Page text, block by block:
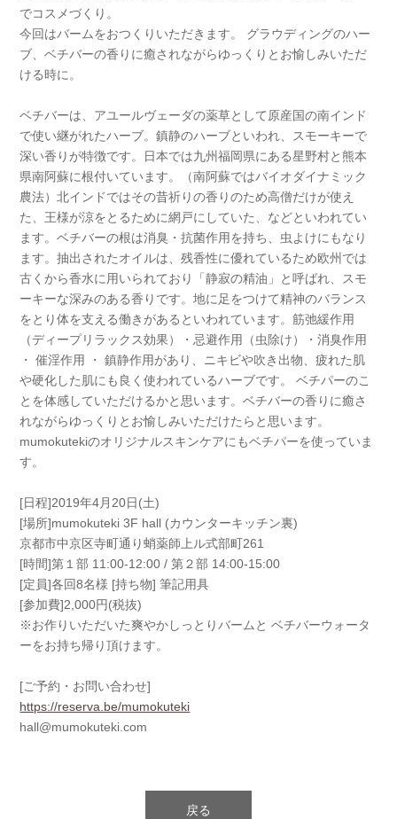
でコスメづくり。
今回はバームをおつくりいただきます。 グラウディングのハー
ブ、ベチバーの香りに癒されながらゆっくりとお愉しみいただ
ける時に。
ベチバーは、アユールヴェーダの薬草として原産国の南インド
で使い継がれたハーブ。鎮静のハーブといわれ、スモーキーで
深い香りが特徴です。日本では九州福岡県にある星野村と熊本
県南阿蘇に根付いています。（南阿蘇ではバイオダイナミック
農法）北インドではその昔祈りの香りのため高僧だけが使え
た、王様が涼をとるために網戸にしていた、などといわれてい
ます。ベチバーの根は消臭・抗菌作用を持ち、虫よけにもなり
ます。抽出されたオイルは、残香性に優れているため欧州では
古くから香水に用いられており「静寂の精油」と呼ばれ、スモ
ーキーな深みのある香りです。地に足をつけて精神のバランス
をとり体を支える働きがあるといわれています。筋弛緩作用
（ディープリラックス効果）・忌避作用（虫除け）・消臭作用
・ 催淫作用 ・ 鎮静作用があり、ニキビや吹き出物、疲れた肌
や硬化した肌にも良く使われているハーブです。 ベチパーのこ
とを体感していただけるかと思います。ベチバーの香りに癒さ
れながらゆっくりとお愉しみいただけたらと思います。
mumokutekiのオリジナルスキンケアにもベチパーを使っていま
す。
[日程]2019年4月20日(土)
[場所]mumokuteki 3F hall (カウンターキッチン裏)
京都市中京区寺町通り蛸薬師上ル式部町261
[時間]第１部 11:00-12:00 / 第２部 14:00-15:00
[定員]各回8名様 [持ち物] 筆記用具
[参加費]2,000円(税抜)
※お作りいただいた爽やかしっとりバームと ベチバーウォータ
ーをお持ち帰り頂けます。
[ご予約・お問い合わせ]
https://reserva.be/mumokuteki
hall@mumokuteki.com
戻る